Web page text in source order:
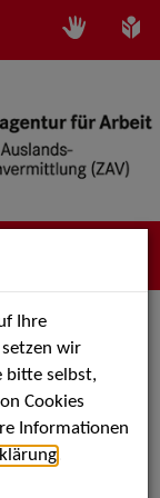
als PDF speichern
Ihre
setzen wir
bitte selbst,
Cookies
Informationen